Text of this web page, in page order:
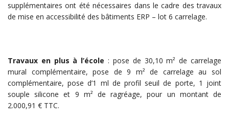
supplémentaires ont été nécessaires dans le cadre des travaux
de mise en accessibilité des bâtiments ERP – lot 6 carrelage.
Travaux en plus à l’école : pose de 30,10 m² de carrelage
mural complémentaire, pose de 9 m² de carrelage au sol
complémentaire, pose d’1 ml de profil seuil de porte, 1 joint
souple silicone et 9 m² de ragréage, pour un montant de
2.000,91 € TTC.